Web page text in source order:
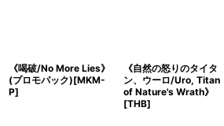
《喝破/No More Lies》
(プロモパック)[MKM-
P]
《自然の怒りのタイタ
ン、ウーロ/Uro, Titan
of Nature's Wrath》
[THB]